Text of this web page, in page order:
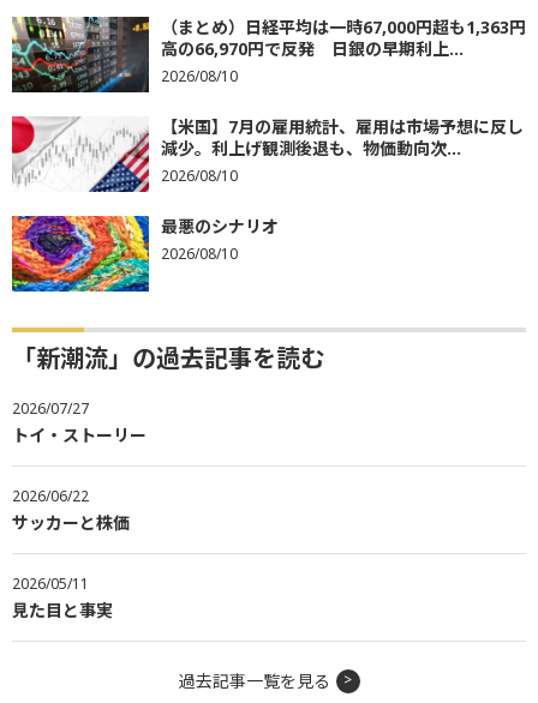
（まとめ）日経平均は一時67,000円超も1,363円
高の66,970円で反発 日銀の早期利上...
2026/08/10
【米国】7月の雇用統計、雇用は市場予想に反し
減少。利上げ観測後退も、物価動向次...
2026/08/10
最悪のシナリオ
2026/08/10
「新潮流」の過去記事を読む
2026/07/27
トイ・ストーリー
2026/06/22
サッカーと株価
2026/05/11
見た目と事実
過去記事一覧を見る